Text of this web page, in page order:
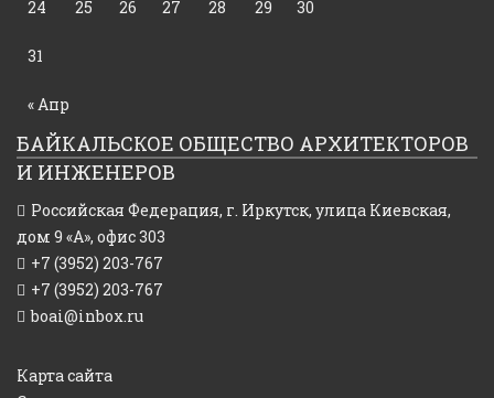
« Апр
24 25 26 27 28 29 30
31
БАЙКАЛЬСКОЕ ОБЩЕСТВО АРХИТЕКТОРОВ
И ИНЖЕНЕРОВ
Российская Федерация, г. Иркутск, улица Киевская,
дом 9 «А», офис 303
+7 (3952) 203-767
+7 (3952) 203-767
boai@inbox.ru
Карта сайта